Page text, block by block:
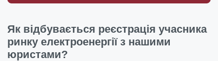
Як відбувається реєстрація учасника
ринку електроенергії з нашими
юристами?